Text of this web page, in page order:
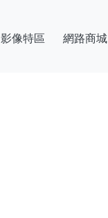
影像特區 網路商城